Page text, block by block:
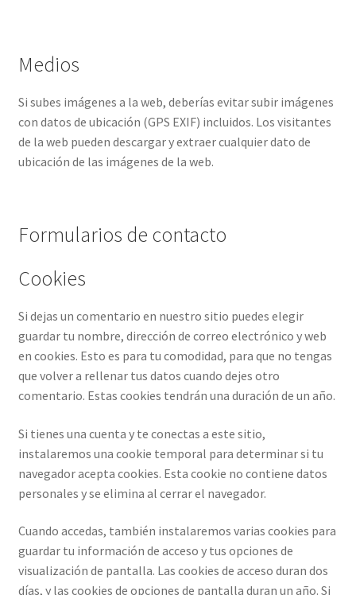
Medios
Si subes imágenes a la web, deberías evitar subir imágenes
con datos de ubicación (GPS EXIF) incluidos. Los visitantes
de la web pueden descargar y extraer cualquier dato de
ubicación de las imágenes de la web.
Formularios de contacto
Cookies
Si dejas un comentario en nuestro sitio puedes elegir
guardar tu nombre, dirección de correo electrónico y web
en cookies. Esto es para tu comodidad, para que no tengas
que volver a rellenar tus datos cuando dejes otro
comentario. Estas cookies tendrán una duración de un año.
Si tienes una cuenta y te conectas a este sitio,
instalaremos una cookie temporal para determinar si tu
navegador acepta cookies. Esta cookie no contiene datos
personales y se elimina al cerrar el navegador.
Cuando accedas, también instalaremos varias cookies para
guardar tu información de acceso y tus opciones de
visualización de pantalla. Las cookies de acceso duran dos
días, y las cookies de opciones de pantalla duran un año. Si